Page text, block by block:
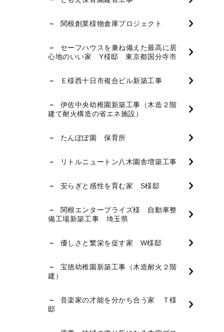
関根創業様物倉庫プロジェクト
セーフハウスを兼ね備えた最高に居
心地のいい家 Y様邸 東京都国分寺市
Ｅ様西十日市複合ビル新築工事
伊佐中央幼稚園新築工事（木造２階
建て耐火構造の省エネ施設）
たんぽぽ園 保育所
リトルニュートン八木園舎増築工事
安らぎと感性を育む家 S様邸
関根エンタープライズ様 自動車整
備工場新築工事 埼玉県
優しさと繁栄を促す家 W様邸
宝徳幼稚園新築工事（木造耐火２階
建）
音楽家の才能を分かち合う家 Ｔ様
邸